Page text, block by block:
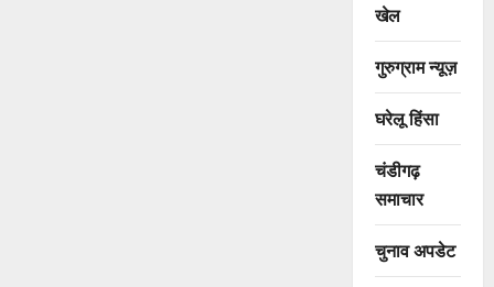
खेल
गुरुग्राम न्यूज़
घरेलू हिंसा
चंडीगढ़
समाचार
चुनाव अपडेट